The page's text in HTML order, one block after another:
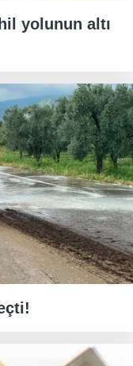
yolunun altı